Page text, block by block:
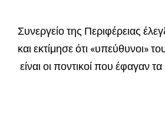
Συνεργείο της Περιφέρειας
και εκτίμησε ότι «υπεύθυνοι»
είναι οι ποντικοί που έφαγαν